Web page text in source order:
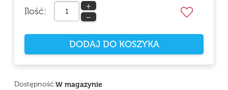
Ilość:
+
−
DODAJ DO KOSZYKA
Dostępność:W magazynie